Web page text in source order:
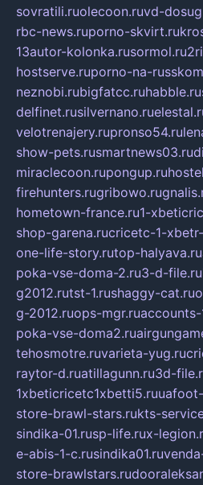
sovratili.ruolecoon.ruvd-
rbc-news.ruporno-skvirt.ru
13autor-kolonka.rusormol.ru
hostserve.ruporno-na-
neznobi.rubigfatcc.ruhabble.ru
delfinet.rusilvernano.ru
velotrenajery.rupronso54.ru
show-pets.rusmartnews03.ru
miraclecoon.rupongup.ru
firehunters.rugribowo.ru
hometown-france.ru1-
shop-garena.rucricetc-1-
one-life-story.rutop-halyava.ru
poka-vse-doma-2.ru3-d-file.ru
g2012.rutst-1.rushaggy-cat.ru
g-2012.ruops-mgr.ruaccounts-
poka-vse-doma2.ru
tehosmotre.ruvarieta-yug.ru
raytor-d.ruatillagunn.ru3d-
1xbeticricetc1xbetti5.ru
store-brawl-stars.rukts-
sindika-01.rusp-life.rux-
e-abis-1-c.rusindika01.ru
store-brawlstars.ru